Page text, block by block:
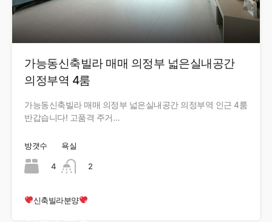
가능동신축빌라 매매 의정부 넓은실내공간
의정부역 4룸
가능동신축빌라 매매 의정부 넓은실내공간 의정부역 인근 4룸
반갑습니다! 고품격 주거…
방갯수
4
욕실
2
신축빌라분양